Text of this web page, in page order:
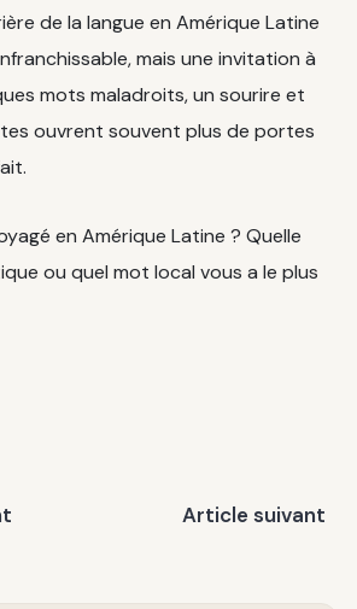
de la langue en Amérique Latine
mais une invitation à
mots maladroits, un sourire et
ouvrent souvent plus de portes
en Amérique Latine ? Quelle
ou quel mot local vous a le plus
Article suivant